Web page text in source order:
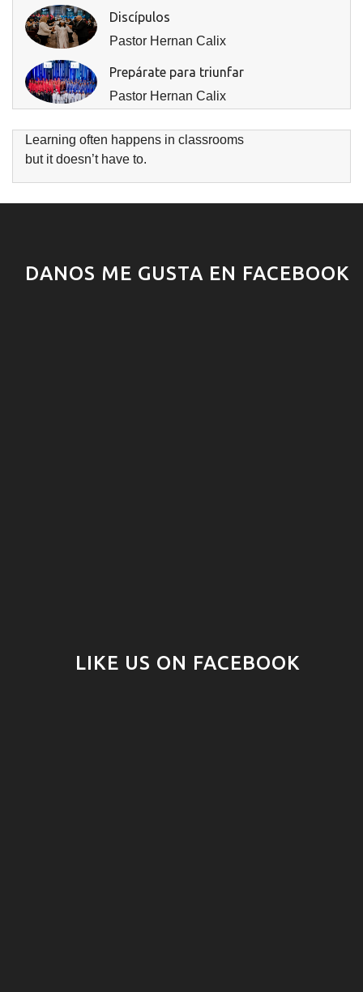
Discípulos
Pastor Hernan Calix
Prepárate para triunfar
Pastor Hernan Calix
Learning often happens in classrooms
but it doesn’t have to.
DANOS ME GUSTA EN FACEBOOK
LIKE US ON FACEBOOK